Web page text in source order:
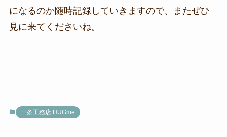
になるのか随時記録していきますので、またぜひ
見に来てくださいね。
一条工務店 HUGme